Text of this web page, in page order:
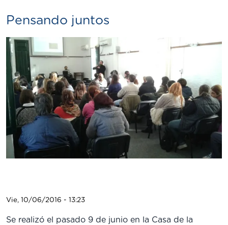
Pensando juntos
Imagen
Vie, 10/06/2016 - 13:23
Se realizó el pasado 9 de junio en la Casa de la